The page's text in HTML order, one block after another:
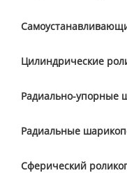
Цилиндрические
Радиально-упорные
Радиальные
Сферический